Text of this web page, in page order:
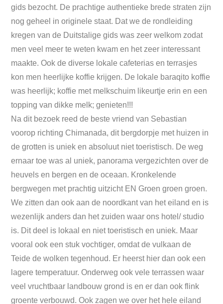
gids bezocht. De prachtige authentieke brede straten zijn
nog geheel in originele staat. Dat we de rondleiding
kregen van de Duitstalige gids was zeer welkom zodat
men veel meer te weten kwam en het zeer interessant
maakte. Ook de diverse lokale cafeterias en terrasjes
kon men heerlijke koffie krijgen. De lokale baraqito koffie
was heerlijk; koffie met melkschuim likeurtje erin en een
topping van dikke melk; genieten!!!
Na dit bezoek reed de beste vriend van Sebastian
voorop richting Chimanada, dit bergdorpje met huizen in
de grotten is uniek en absoluut niet toeristisch. De weg
ernaar toe was al uniek, panorama vergezichten over de
heuvels en bergen en de oceaan. Kronkelende
bergwegen met prachtig uitzicht EN Groen groen groen.
We zitten dan ook aan de noordkant van het eiland en is
wezenlijk anders dan het zuiden waar ons hotel/ studio
is. Dit deel is lokaal en niet toeristisch en uniek. Maar
vooral ook een stuk vochtiger, omdat de vulkaan de
Teide de wolken tegenhoud. Er heerst hier dan ook een
lagere temperatuur. Onderweg ook vele terrassen waar
veel vruchtbaar landbouw grond is en er dan ook flink
groente verbouwd. Ook zagen we over het hele eiland